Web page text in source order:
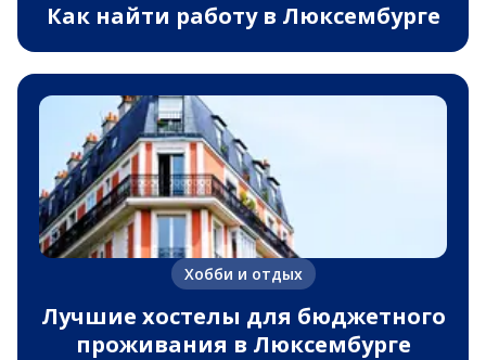
Как найти работу в Люксембурге
Хобби и отдых
Лучшие хостелы для бюджетного
проживания в Люксембурге